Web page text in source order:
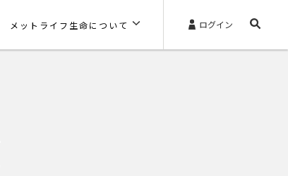
メットライフ生命について ログイン